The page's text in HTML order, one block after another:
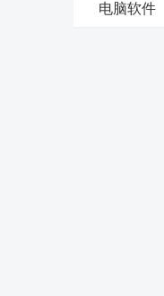
电脑软件